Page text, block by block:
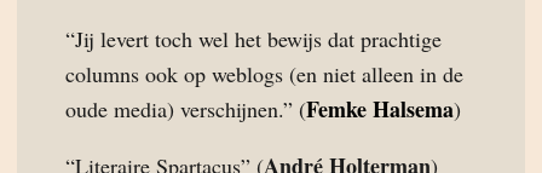
“Jij levert toch wel het bewijs dat prachtige
columns ook op weblogs (en niet alleen in de
oude media) verschijnen.” (Femke Halsema)
“Literaire Spartacus” (André Holterman)